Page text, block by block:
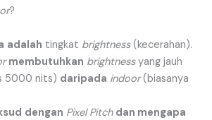
?
adalah tingkat brightness(kecerahan).
membutuhkan brightnessyang jauh
5000 nits) daripada indoor(biasanya
dengan Pixel Pitch dan mengapa